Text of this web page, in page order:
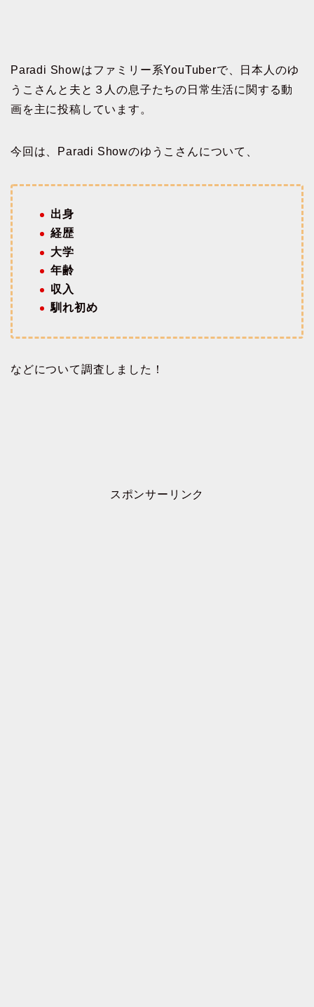
Paradi Showはファミリー系YouTuberで、日本人のゆ
うこさんと夫と３人の息子たちの日常生活に関する動
画を主に投稿しています。
今回は、Paradi Showのゆうこさんについて、
出身
経歴
大学
年齢
収入
馴れ初め
などについて調査しました！
スポンサーリンク